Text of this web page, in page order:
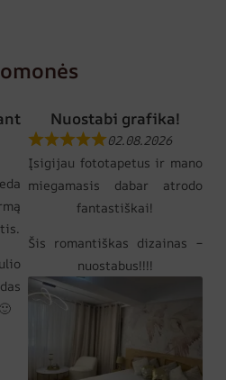
Nuostabi grafika!
02.08.2026
Įsigijau fototapetus ir mano
miegamasis dabar atrodo
fantastiškai!
Šis romantiškas dizainas –
nuostabus!!!!